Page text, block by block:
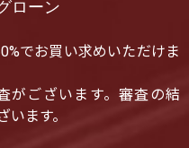
ローン
でお買い求めいただけま
がございます。審査の結
ます。